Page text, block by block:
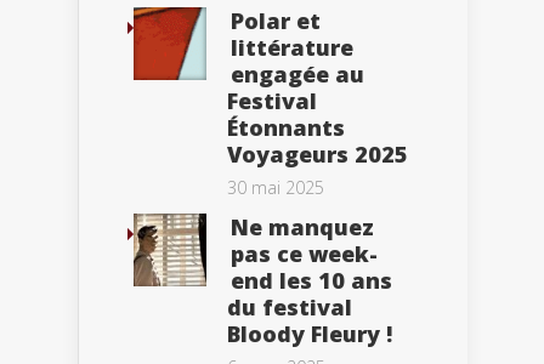
Polar et
littérature
engagée au
Festival
Étonnants
Voyageurs 2025
30 mai 2025
Ne manquez
pas ce week-
end les 10 ans
du festival
Bloody Fleury !